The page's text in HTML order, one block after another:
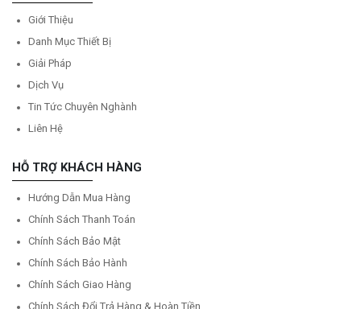
Giới Thiệu
Danh Mục Thiết Bị
Giải Pháp
Dịch Vụ
Tin Tức Chuyên Nghành
Liên Hệ
HỖ TRỢ KHÁCH HÀNG
Hướng Dẫn Mua Hàng
Chính Sách Thanh Toán
Chính Sách Bảo Mật
Chính Sách Bảo Hành
Chính Sách Giao Hàng
Chính Sách Đổi Trả Hàng & Hoàn Tiền